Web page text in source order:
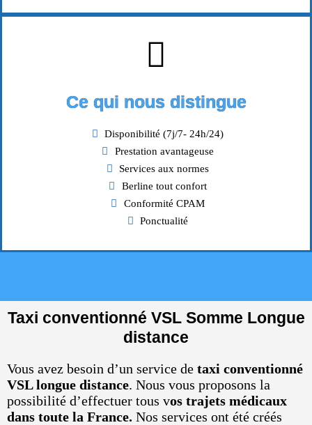
Ce qui nous distingue
Disponibilité (7j/7- 24h/24)
Prestation avantageuse
Services aux normes
Berline tout confort
Conformité CPAM
Ponctualité
Taxi conventionné VSL Somme Longue
distance
Vous avez besoin d’un service de taxi conventionné
VSL longue distance. Nous vous proposons la
possibilité d’effectuer tous vos trajets médicaux
dans toute la France. Nos services ont été créés